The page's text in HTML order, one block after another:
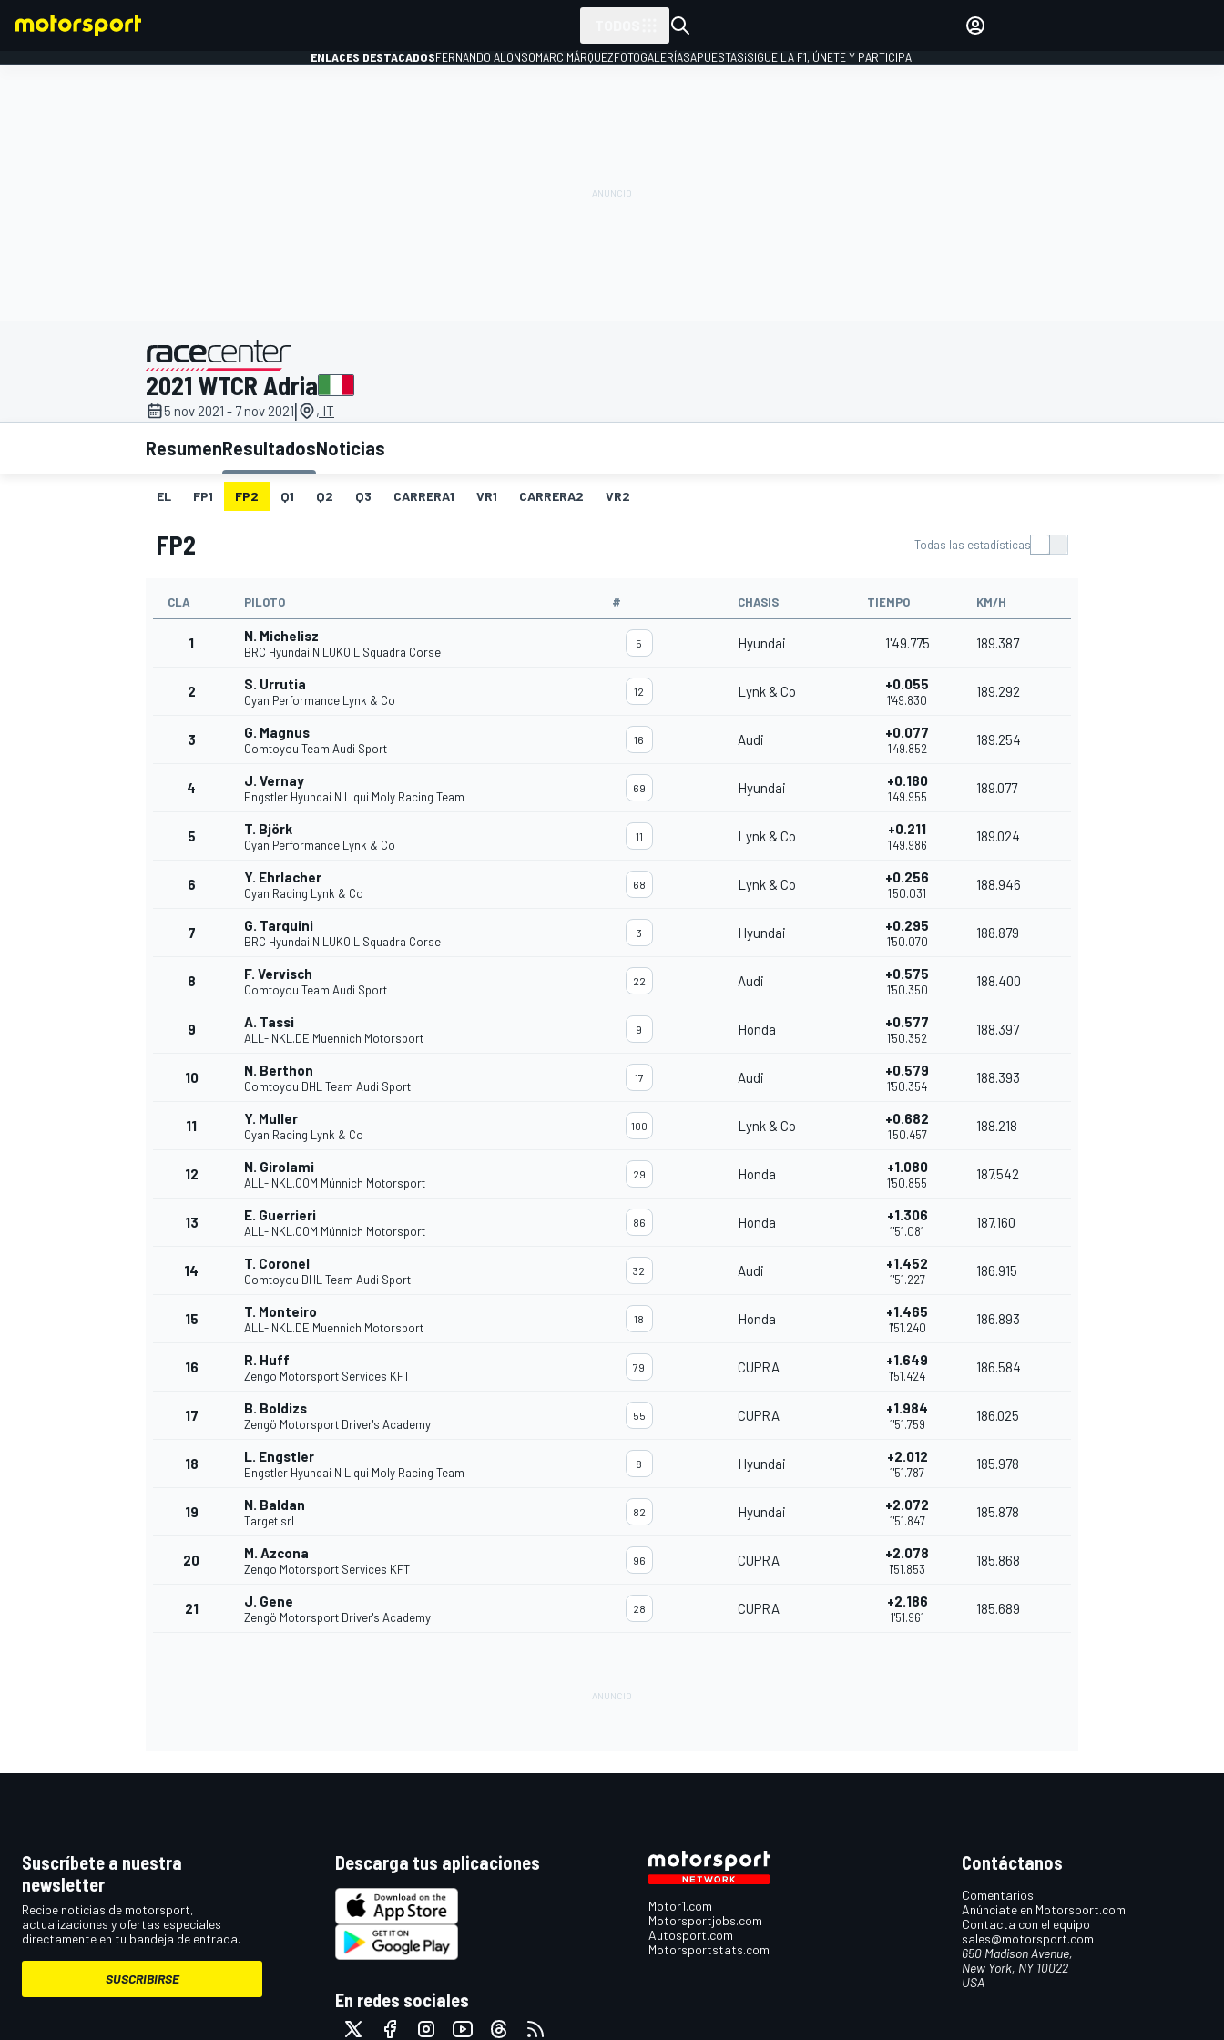
INDYCAR WRC
MÁS CATEGORÍAS
ENLACES DESTACADOSFERNANDO ALONSOMARC MÁRQUEZFOTOGALERÍASAPUESTAS¡SIGUE LA F1, ÚNETE Y PARTICIPA!
presentado por
2021 WTCR Adria
5 nov 2021 - 7 nov 2021| , IT
ResumenResultadosNoticias
EL FP1 FP2 Q1 Q2 Q3 CARRERA1 VR1 CARRERA2 VR2
FP2 Todas las estadísticas
CLA PILOTO # CHASIS TIEMPO KM/H
1 N. Michelisz
BRC Hyundai N LUKOIL Squadra Corse
5 Hyundai 1'49.775 189.387
2 S. Urrutia
Cyan Performance Lynk & Co
12 Lynk & Co +0.055
1'49.830
189.292
3 G. Magnus
Comtoyou Team Audi Sport
16 Audi +0.077
1'49.852
189.254
4 J. Vernay
Engstler Hyundai N Liqui Moly Racing Team
69 Hyundai +0.180
1'49.955
189.077
5 T. Björk
Cyan Performance Lynk & Co
11 Lynk & Co +0.211
1'49.986
189.024
6 Y. Ehrlacher
Cyan Racing Lynk & Co
68 Lynk & Co +0.256
1'50.031
188.946
7 G. Tarquini
BRC Hyundai N LUKOIL Squadra Corse
3 Hyundai +0.295
1'50.070
188.879
8 F. Vervisch
Comtoyou Team Audi Sport
22 Audi +0.575
1'50.350
188.400
9 A. Tassi
ALL-INKL.DE Muennich Motorsport
9 Honda +0.577
1'50.352
188.397
10 N. Berthon
Comtoyou DHL Team Audi Sport
17 Audi +0.579
1'50.354
188.393
11 Y. Muller
Cyan Racing Lynk & Co
100 Lynk & Co +0.682
1'50.457
188.218
12 N. Girolami
ALL-INKL.COM Münnich Motorsport
29 Honda +1.080
1'50.855
187.542
13 E. Guerrieri
ALL-INKL.COM Münnich Motorsport
86 Honda +1.306
1'51.081
187.160
14 T. Coronel
Comtoyou DHL Team Audi Sport
32 Audi +1.452
1'51.227
186.915
15 T. Monteiro
ALL-INKL.DE Muennich Motorsport
18 Honda +1.465
1'51.240
186.893
16 R. Huff
Zengo Motorsport Services KFT
79 CUPRA +1.649
1'51.424
186.584
17 B. Boldizs
Zengö Motorsport Driver's Academy
55 CUPRA +1.984
1'51.759
186.025
18 L. Engstler
Engstler Hyundai N Liqui Moly Racing Team
8 Hyundai +2.012
1'51.787
185.978
19 N. Baldan
Target srl
82 Hyundai +2.072
1'51.847
185.878
20 M. Azcona
Zengo Motorsport Services KFT
96 CUPRA +2.078
1'51.853
185.868
21 J. Gene
Zengö Motorsport Driver's Academy
28 CUPRA +2.186
1'51.961
185.689
Suscríbete a nuestra
newsletter
Recibe noticias de motorsport,
actualizaciones y ofertas especiales
directamente en tu bandeja de entrada.
SUSCRIBIRSE
Descarga tus aplicaciones
En redes sociales
Motor1.com
Motorsportjobs.com
Autosport.com
Motorsportstats.com
Contáctanos
Comentarios
Anúnciate en Motorsport.com
Contacta con el equipo
sales@motorsport.com
650 Madison Avenue,
New York, NY 10022
USA